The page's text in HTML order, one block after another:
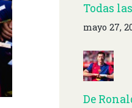
Todas
mayo 27,
De